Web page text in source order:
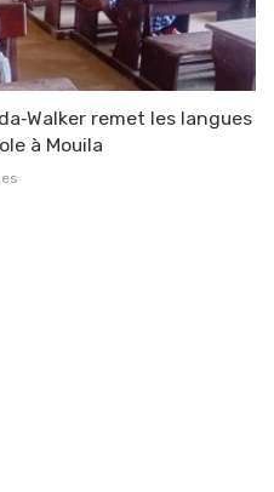
remet les langues
à Mouila